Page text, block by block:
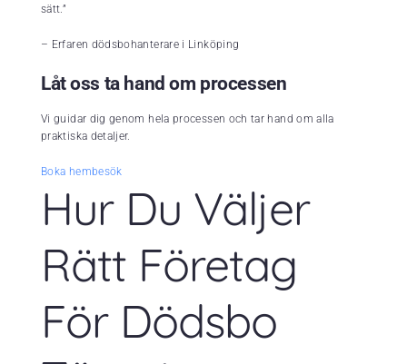
sätt.”
– Erfaren dödsbohanterare i Linköping
Låt oss ta hand om processen
Vi guidar dig genom hela processen och tar hand om alla
praktiska detaljer.
Boka hembesök
Hur Du Väljer
Rätt Företag
För Dödsbo